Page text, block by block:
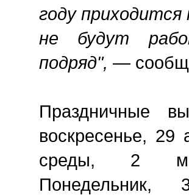
году приходится
не будут
подряд", —
Праздничные
воскресенье, 29
среды, 2